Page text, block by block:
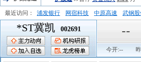
最近访问： 浦发银行 网宿科技 中原高速 武钢
弘业股份
富临运业
*ST冀凯 002691 --
今开:--